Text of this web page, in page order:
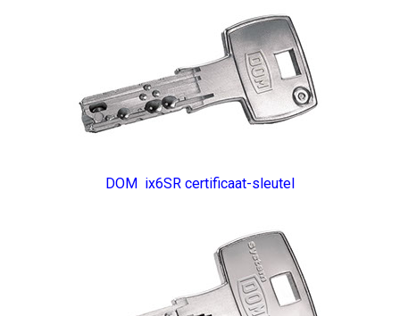
DOM ix6SR certificaat-sleutel